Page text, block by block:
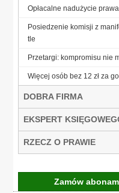
Opłacalne nadużycie prawa
Posiedzenie komisji z
tle
Przetargi: kompromisu nie
Więcej osób bez 12 zł za
DOBRA FIRMA
EKSPERT
RZECZ O PRAWIE
Zamów